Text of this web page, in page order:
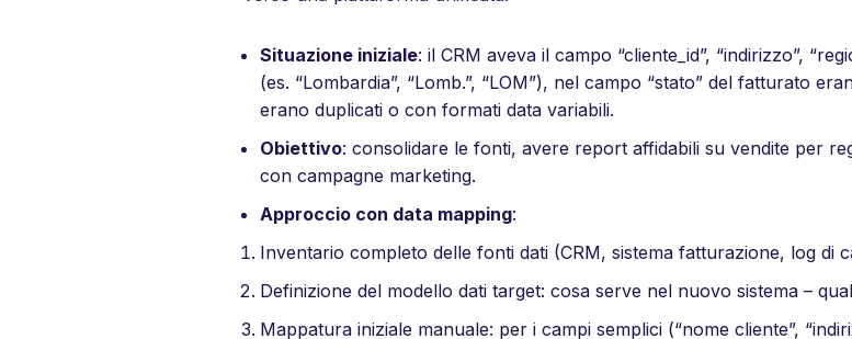
Situazione iniziale: il CRM aveva il campo “cliente_id”, “indirizzo”,
(es. “Lombardia”, “Lomb.”, “LOM”), nel campo “stato” del fatturato
erano duplicati o con formati data variabili.
Obiettivo: consolidare le fonti, avere report affidabili su vendite per
con campagne marketing.
Approccio con data mapping:
Inventario completo delle fonti dati (CRM, sistema fatturazione, log di
Definizione del modello dati target: cosa serve nel nuovo sistema –
Mappatura iniziale manuale: per i campi semplici (“nome cliente”,